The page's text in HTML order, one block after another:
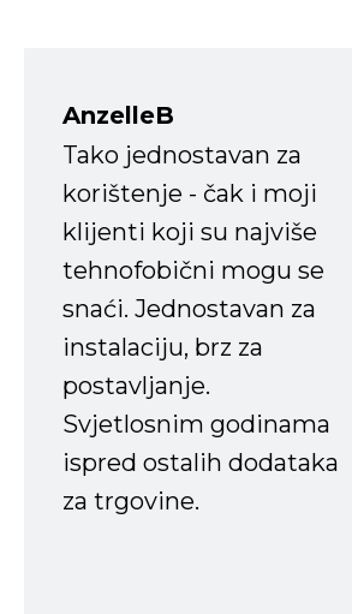
AnzelleB
Tako jednostavan za
korištenje - čak i moji
klijenti koji su najviše
tehnofobični mogu se
snaći. Jednostavan za
instalaciju, brz za
postavljanje.
Svjetlosnim godinama
ispred ostalih dodataka
za trgovine.